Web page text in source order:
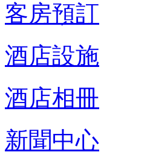
客房預訂
酒店設施
酒店相冊
新聞中心